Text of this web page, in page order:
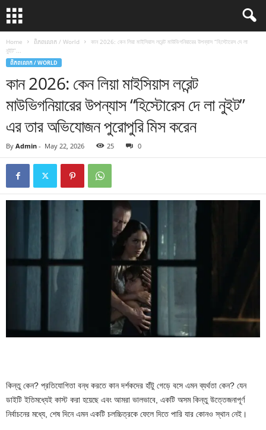
Home ពិភពលោក / World
কান 2026: কেন লিয়া মাইসিয়াস লরেন্ট মাউভিগনিয়ারের উপন্যাস “হিস্টোরেস দে লা
নুইট”...
ពិភពលោក / WORLD
কান 2026: কেন লিয়া মাইসিয়াস লরেন্ট
মাউভিগনিয়ারের উপন্যাস “হিস্টোরেস দে লা নুইট”
এর তার অভিযোজন পুরোপুরি মিস করেন
By Admin - May 22, 2026 25 0
কিন্তু কেন? প্রতিযোগিতা বন্ধ করতে কান দর্শকদের হাঁটু গেড়ে বসে এমন ব্যর্থতা কেন? যেন
ডাইটি ইতিমধ্যেই কাস্ট করা হয়েছে এবং আমরা ভালভাবে, একটি অসম কিন্তু উত্তেজনাপূর্ণ
নির্বাচনের মধ্যে, শেষ দিনে এমন একটি চলচ্চিত্রকে ফেলে দিতে পারি যার কোনও স্থান নেই।